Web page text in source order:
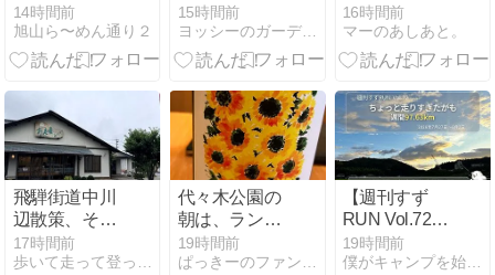
BEYOND
14時間前
旭山ら〜めん通り２
した
15時間前
ヨッシーのガーデニングと菜園日記
16時間前
マーのあしあと。
飛騨街道中川
辺散策、その
１。
17時間前
代々木公園の
朝は、ランナ
ーの聖地だっ
た！ギリ沖縄
19時間前
【週刊すず
RUN Vol.72】
ちょっと走り
すぎた週間
19時間前
僕がキャンプを始めたワケ